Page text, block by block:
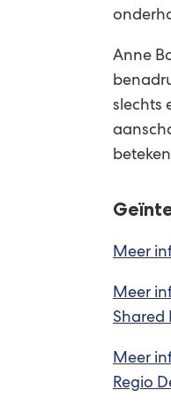
Anne
slechts
Meer
Meer
Shared
Meer
Regio